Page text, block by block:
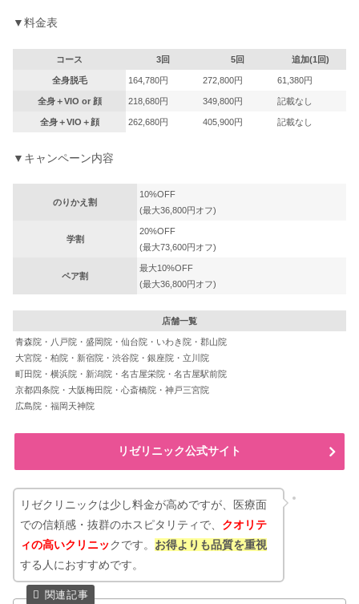
▼料金表
コース 3回 5回 追加(1回)
全身脱毛 164,780円 272,800円 61,380円
全身＋VIO or 顔 218,680円 349,800円 記載なし
全身＋VIO＋顔 262,680円 405,900円 記載なし
▼キャンペーン内容
のりかえ割
10%OFF
(最大36,800円オフ)
学割
20%OFF
(最大73,600円オフ)
ペア割
最大10%OFF
(最大36,800円オフ)
店舗一覧
青森院・八戸院・盛岡院・仙台院・いわき院・郡山院
大宮院・柏院・新宿院・渋谷院・銀座院・立川院
町田院・横浜院・新潟院・名古屋栄院・名古屋駅前院
京都四条院・大阪梅田院・心斎橋院・神戸三宮院
広島院・福岡天神院
リゼリニック公式サイト
リゼクリニックは少し料金が高めですが、医療面
での信頼感・抜群のホスピタリティで、 クオリテ
ィの高いクリニックです。 お得よりも品質を重視
する人におすすめです。